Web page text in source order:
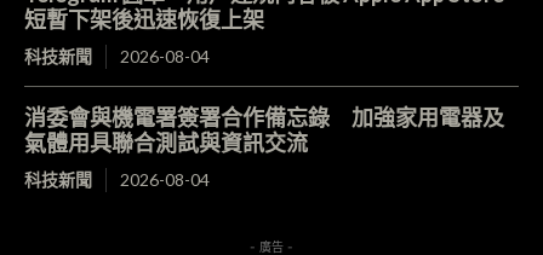
短暫下架後迅速恢復上架
科技新聞 2026-08-04
消委會與機電署簽署合作備忘錄 加強家用電器及
氣體用具聯合測試與資訊交流
科技新聞 2026-08-04
- 廣告 -